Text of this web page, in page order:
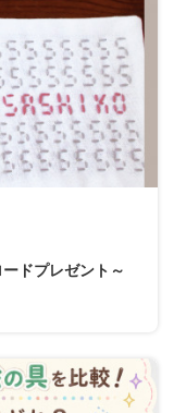
ドプレゼント～